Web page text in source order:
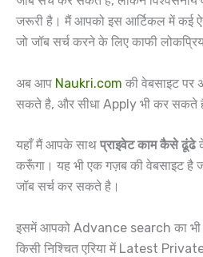
जरूरी है। मैं आपको इस आर्टिकल में कई
जो जॉब सर्च करने के लिए काफी
अब आप Naukri.com की वेबसाइट पर
सकते है, और सीधा Apply भी कर सकते
यहाँ मैं आपके साथ प्राइवेट काम कैसे ढूंढे
करूँगा। यह भी एक गज़ब की वेबसाइट है
जॉब सर्च कर सकते है।
इसमें आपको Advance search का
किसी निश्चित एरिया में Latest